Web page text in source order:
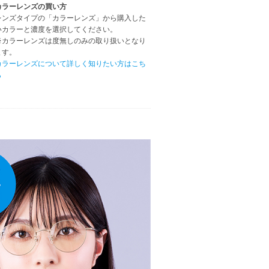
ラーレンズの買い方
ンズタイプの「カラーレンズ」から購入した
カラーと濃度を選択してください。
ラーレンズは度無しのみの取り扱いとなり
。
ラーレンズについて詳しく知りたい方はこち